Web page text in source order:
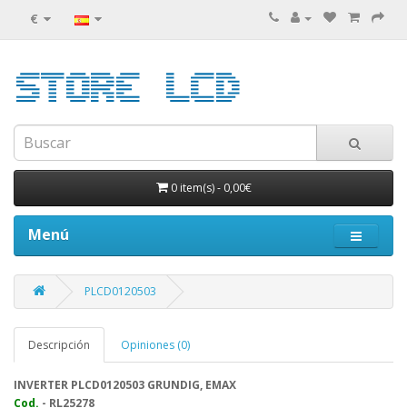
€
0 item(s)- 0,00€
Menú
PLCD0120503
Descripción Opiniones (0)
INVERTER PLCD0120503 GRUNDIG, EMAX
Cod. - RL25278